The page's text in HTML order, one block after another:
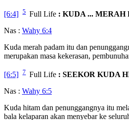
[6:4] 5 Full Life : KUDA ... MERAH
Nas : Wahy 6:4
Kuda merah padam itu dan
merupakan masa kekerasan,
[6:5] 7 Full Life : SEEKOR KUDA
Nas : Wahy 6:5
Kuda hitam dan penunggangnya itu
bala kelaparan akan menyebar ke